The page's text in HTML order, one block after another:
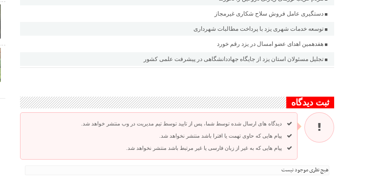
دستگیری عامل فروش سلاح شکاری غیرمجاز
توسعه خدمات شهری یزد با پرداخت مطالبات شهرداری
هفدهمین اهدای عضو امسال در یزد رقم خورد
تجلیل مسئولان استان یزد از جایگاه جهاددانشگاهی در پیشرفت علمی کشور
ثبت دیدگاه
دیدگاه های ارسال شده توسط شما، پس از تایید توسط تیم مدیریت در وب منتشر خواهد شد.
پیام هایی که حاوی تهمت یا افترا باشد منتشر نخواهد شد.
پیام هایی که به غیر از زبان فارسی یا غیر مرتبط باشد منتشر نخواهد شد.
هیچ نظری موجود نیست